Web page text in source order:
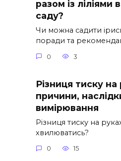
разом із ліліями
саду?
Чи можна садити іриси
поради та
0 3
Різниця тиску на
причини,
вимірювання
Різниця тиску на
хвилюватись?
0 15